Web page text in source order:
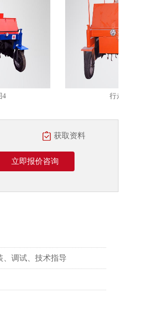
行走式翻抛机 图1
获取资料
立即报价咨询
、调试、技术指导